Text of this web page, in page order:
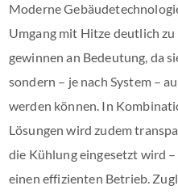
Moderne
Umgang mit Hitze deutlich
gewinnen an Bedeutung, da
sondern – je nach System –
werden können. In
Lösungen wird zudem
die Kühlung eingesetzt wird
einen effizienten Betrieb.